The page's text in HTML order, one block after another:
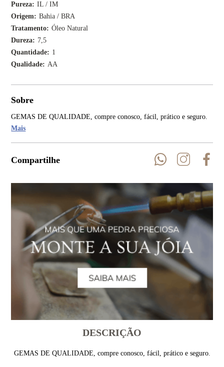
Pureza
IL / IM
Origem
Bahia / BRA
Tratamento
Óleo Natural
Dureza
7,5
Quantidade
1
Qualidade
AA
Sobre
GEMAS DE QUALIDADE, compre conosco, fácil, prático e seguro.
Mais
Compartilhe
DESCRIÇÃO
GEMAS DE QUALIDADE, compre conosco, fácil, prático e seguro.